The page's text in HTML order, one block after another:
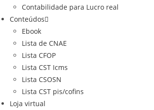
Contabilidade para Lucro real
Conteúdos
Ebook
Lista de CNAE
Lista CFOP
Lista CST Icms
Lista CSOSN
Lista CST pis/cofins
Loja virtual